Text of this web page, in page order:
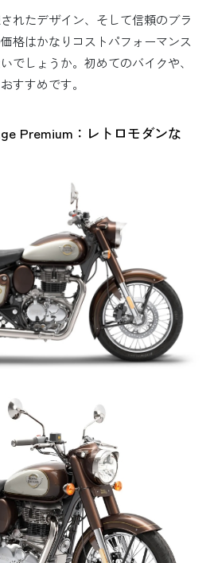
れたデザイン、そして信頼のブラ
格はかなりコストパフォーマンス
でしょうか。初めてのバイクや、
すすめです。
Premium：レトロモダンな